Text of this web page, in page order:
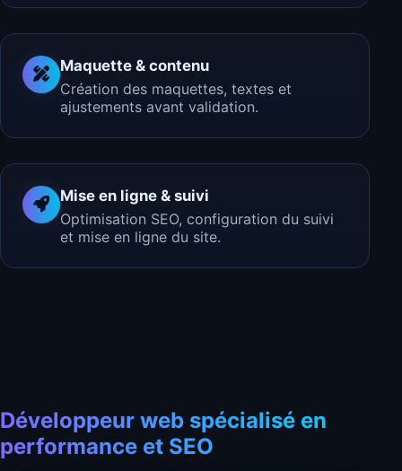
Maquette & contenu
Création des maquettes, textes et
ajustements avant validation.
Mise en ligne & suivi
Optimisation SEO, configuration du suivi
et mise en ligne du site.
Développeur web spécialisé en
performance et SEO